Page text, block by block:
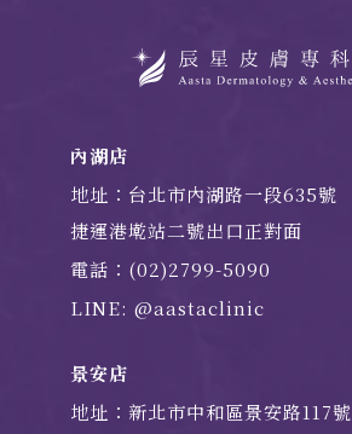
內湖店
地址：台北市內湖路一段635號
捷運港墘站二號出口正對面
電話：(02)2799-5090
LINE: @aastaclinic
景安店
地址：新北市中和區景安路117號